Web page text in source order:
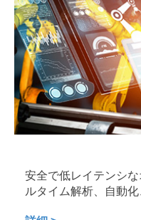
安全で低レイテンシ
ルタイム解析、自動